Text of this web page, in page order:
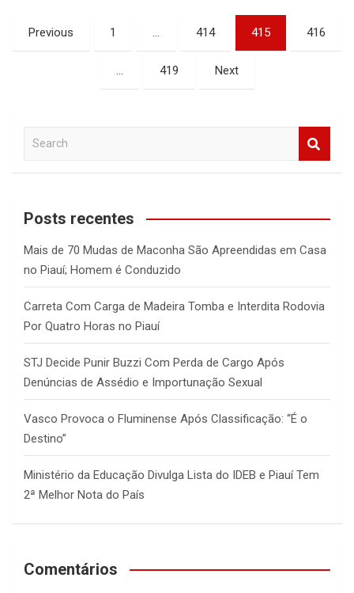
Paginação
de
Previous 1 … 414 415 416
… 419 Next
a
c
Posts recentes
Mais de 70 Mudas de Maconha São Apreendidas em Casa
no Piauí; Homem é Conduzido
Carreta Com Carga de Madeira Tomba e Interdita Rodovia
Por Quatro Horas no Piauí
STJ Decide Punir Buzzi Com Perda de Cargo Após
Denúncias de Assédio e Importunação Sexual
Vasco Provoca o Fluminense Após Classificação: “É o
Destino”
Ministério da Educação Divulga Lista do IDEB e Piauí Tem
2ª Melhor Nota do País
Comentários